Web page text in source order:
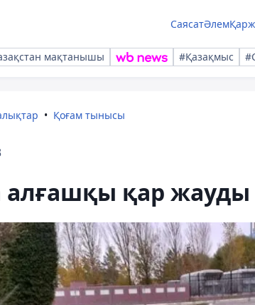
СаясатӘлем
мақтанышы #Қазақмыс
Қоғам тынысы
алғашқы қар жауды